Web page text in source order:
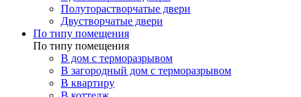
Полуторастворчатые двери
Двустворчатые двери
По типу помещения
По типу помещения
В дом с терморазрывом
В загородный дом с терморазрывом
В квартиру